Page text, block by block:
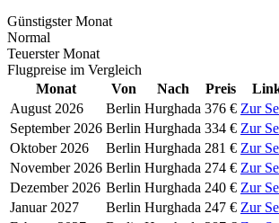
Günstigster Monat
Normal
Teuerster Monat
Flugpreise im Vergleich
Monat
Von Nach Preis
August 2026
Berlin Hurghada 376 € Zur
September 2026 Berlin Hurghada 334 € Zur
Oktober 2026
Berlin Hurghada 281 € Zur
November 2026 Berlin Hurghada 274 € Zur
Dezember 2026 Berlin Hurghada 240 € Zur
Januar 2027
Berlin Hurghada 247 € Zur